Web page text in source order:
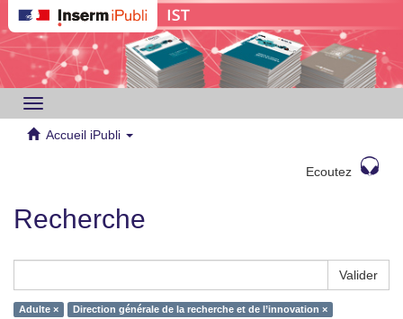
Toggle
navigation
Accueil iPubli
Ecoutez
Recherche
Valider
Adulte ×
Direction générale de la recherche et de l’innovation ×